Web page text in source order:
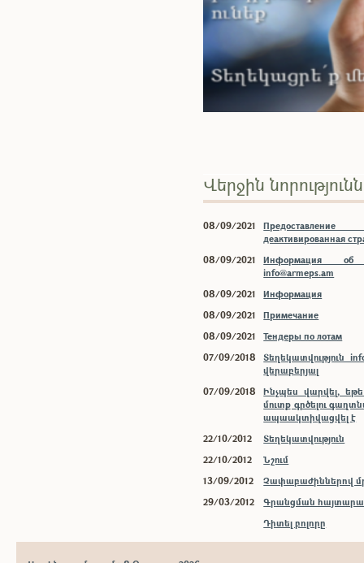
Վերջին
08/09/2021
деактивированная
08/09/2021
Информация об
info@armeps.am
08/09/2021
Информация
08/09/2021
Примечание
08/09/2021
Тендеры по лотам
07/09/2018
Տեղեկատվություն
վերաբերյալ
07/09/2018
Ինչպես վարվել,
մուտք գրծելու
ապաակտիվացվել է
22/10/2012
Տեղեկատվություն
22/10/2012
Նշում
13/09/2012
Չափաբաժիններով
29/03/2012
Գրանցման
Դիտել բոլորը